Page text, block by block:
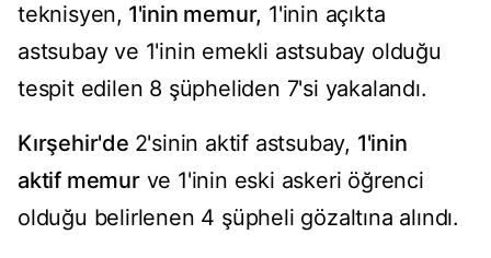
teknisyen, 1'inin memur, 1'inin açıkta
astsubay ve 1'inin emekli astsubay olduğu
tespit edilen 8 şüpheliden 7'si yakalandı.
Kırşehir'de 2'sinin aktif astsubay, 1'inin
aktif memurve 1'inin eski askeri öğrenci
olduğu belirlenen 4 şüpheli gözaltına alındı.